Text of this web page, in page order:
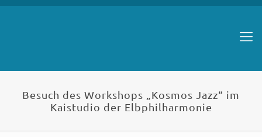
Besuch des Workshops „Kosmos Jazz“ im
Kaistudio der Elbphilharmonie